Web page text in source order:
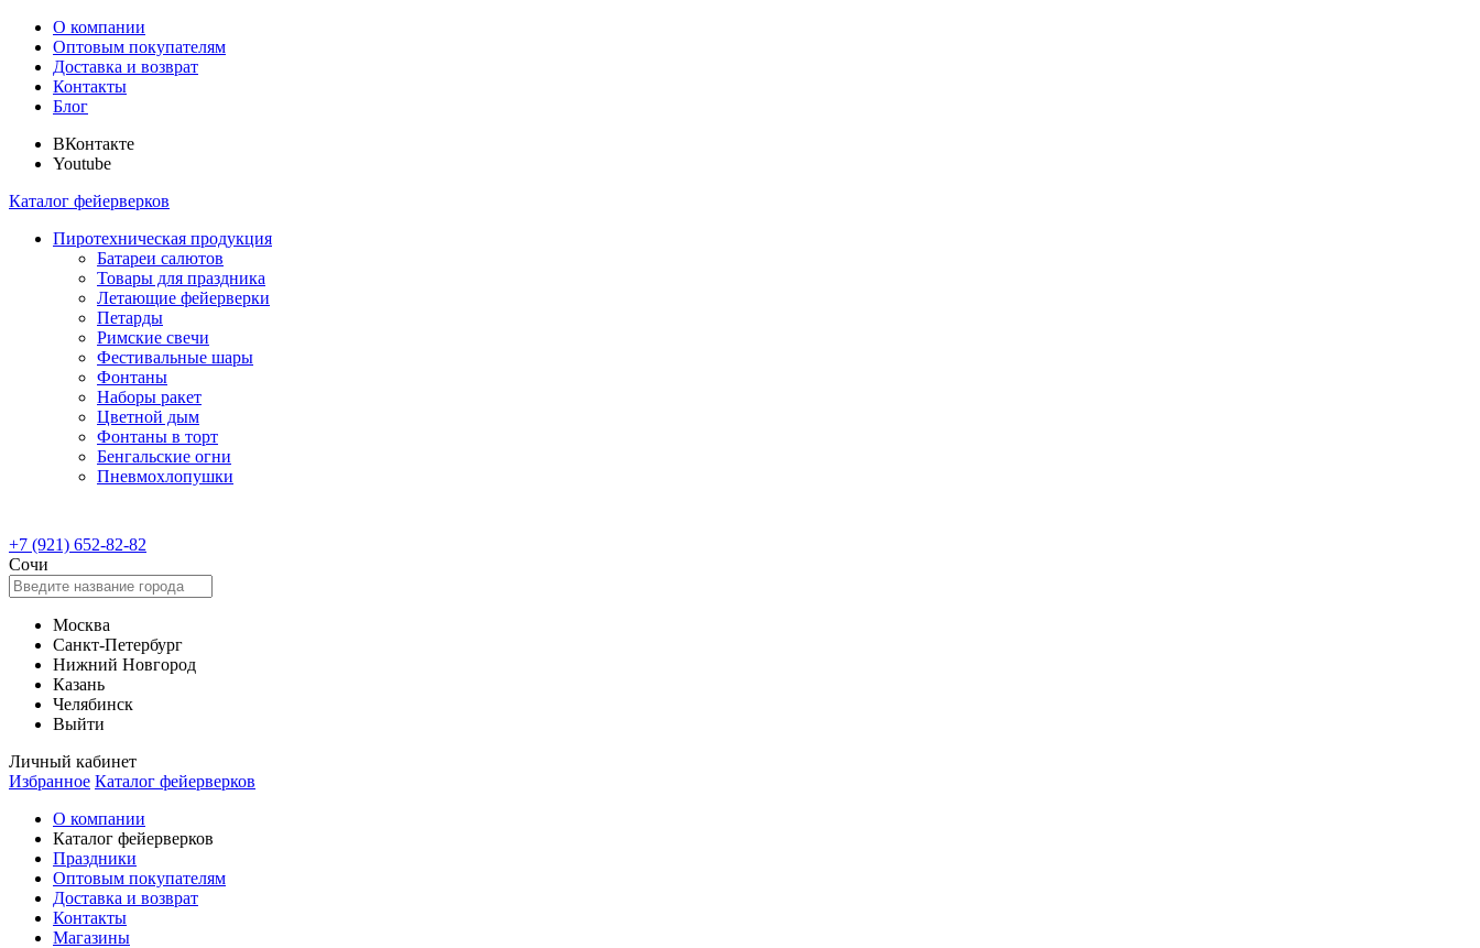
О компании
Оптовым покупателям
Доставка и возврат
Контакты
Блог
ВКонтакте
Youtube
Каталог фейерверков
Пиротехническая продукция
Батареи салютов
Товары для праздника
Летающие фейерверки
Петарды
Римские свечи
Фестивальные шары
Фонтаны
Наборы ракет
Цветной дым
Фонтаны в торт
Бенгальские огни
Пневмохлопушки
+7 (921) 652-82-82
Сочи
Москва
Санкт-Петербург
Нижний Новгород
Казань
Челябинск
Выйти
Личный кабинет
Избранное Каталог фейерверков
О компании
Каталог фейерверков
Праздники
Оптовым покупателям
Доставка и возврат
Контакты
Магазины